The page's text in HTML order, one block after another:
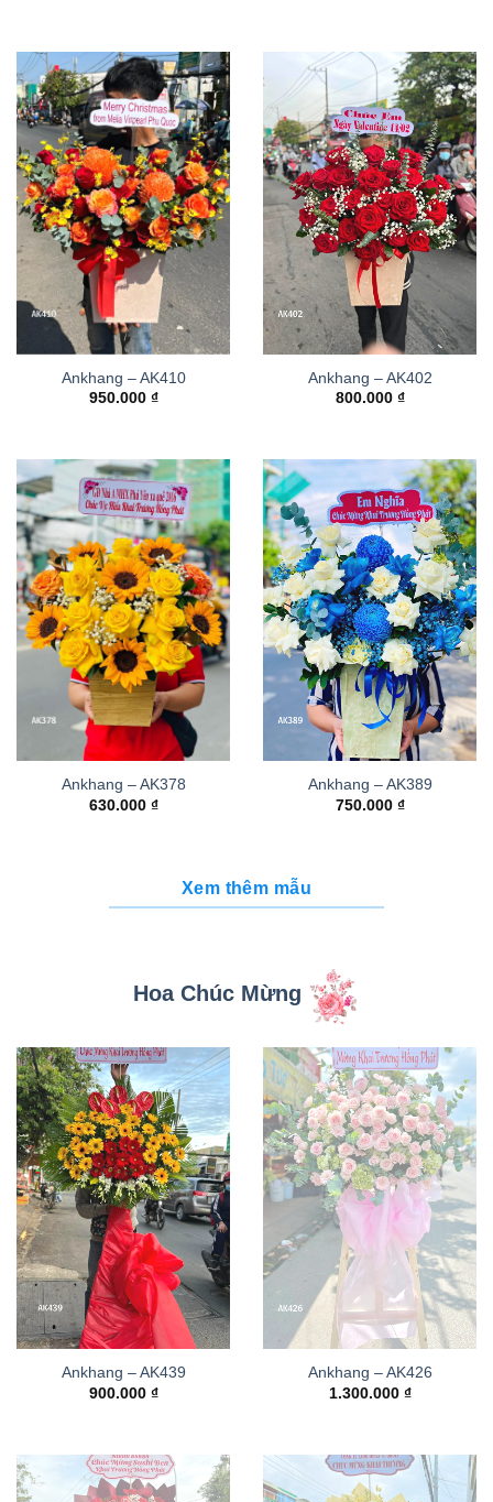
Ankhang – AK410
950.000 ₫
Ankhang – AK402
800.000 ₫
Ankhang – AK378
630.000 ₫
Ankhang – AK389
750.000 ₫
Xem thêm mẫu
Hoa Chúc Mừng
Ankhang – AK439
900.000 ₫
Ankhang – AK426
1.300.000 ₫